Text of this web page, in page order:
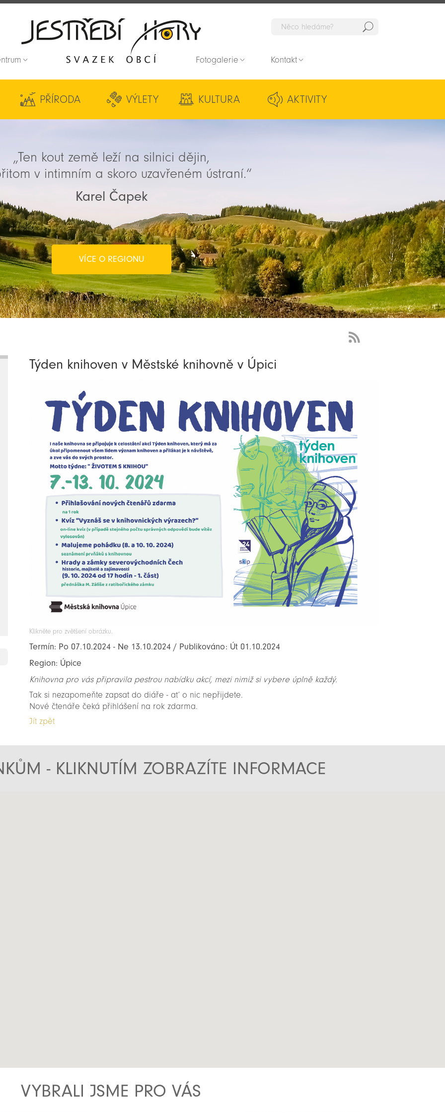
Fotogalerie Kontakt
PŘÍRODA VÝLETY KULTURA AKTIVITY
„Ten kout země leží na silnici dějin,
v intimním a skoro uzavřeném ústraní.“
Karel Čapek
VÍCE O REGIONU
Týden knihoven v Městské knihovně v Úpici
Klikněte pro zvětšení obrázku.
Termín: Po 07.10.2024 - Ne 13.10.2024 / Publikováno: Út 01.10.2024
Region: Úpice
Knihovna pro vás připravila pestrou nabídku akcí, mezi nimiž si vybere úplně každý.
Tak si nezapomeňte zapsat do diáře - ať o nic nepřijdete.
Nové čtenáře čeká přihlášení na rok zdarma.
Jít zpět
- KLIKNUTÍM ZOBRAZÍTE INFORMACE
VYBRALI JSME PRO VÁS